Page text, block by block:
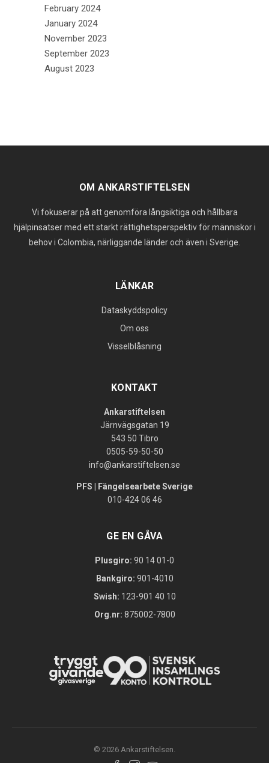
February 2024
January 2024
November 2023
September 2023
August 2023
OM ANKARSTIFTELSEN
Vi fokuserar på att genomföra långsiktiga och hållbara
hjälpinsatser med ett starkt rättighetsperspektiv för människor i
behov i Colombia, närliggande länder och även i Sverige.
LÄNKAR
Dataskyddspolicy
Om oss
Visselblåsning
KONTAKT
Ankarstiftelsen
Järnvägsgatan 19
543 50 Tibro
0505-59-50-50
info@ankarstiftelsen.se
PFS | Fängelsearbete Sverige
010-424 06 46
GE EN GÅVA
Plusgiro: 90 14 01-0
Bankgiro: 901-4010
Swish: 123-901 40 10
Org.nr: 875002-7800
© 2026 Ankarstiftelsen.